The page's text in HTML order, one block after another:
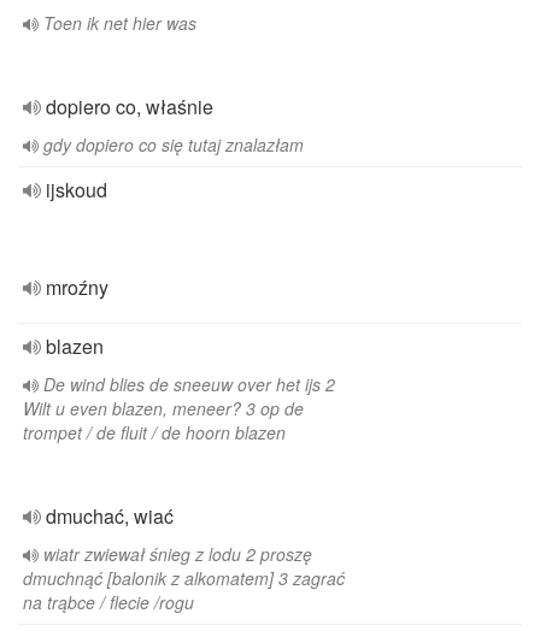
Toen ik net hier was
dopiero co, właśnie
gdy dopiero co się tutaj znalazłam
ijskoud
mroźny
blazen
De wind blies de sneeuw over het ijs 2
Wilt u even blazen, meneer? 3 op de
trompet / de fluit / de hoorn blazen
dmuchać, wiać
wiatr zwiewał śnieg z lodu 2 proszę
dmuchnąć [balonik z alkomatem] 3 zagrać
na trąbce / flecie /rogu